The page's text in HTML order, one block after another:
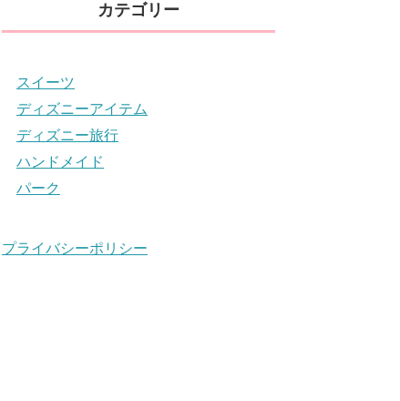
カテゴリー
スイーツ
ディズニーアイテム
ディズニー旅行
ハンドメイド
パーク
プライバシーポリシー